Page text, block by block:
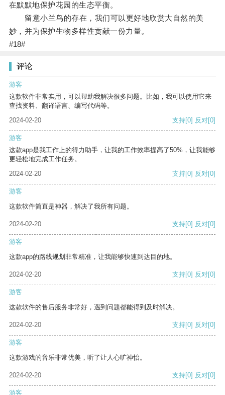
在默默地保护花园的生态平衡。
留意小兰鸟的存在，我们可以更好地欣赏大自然的美
妙，并为保护生物多样性贡献一份力量。
#18#
评论
游客
这款软件非常实用，可以帮助我解决很多问题。比如，我可以使用它来
查找资料、翻译语言、编写代码等。
2024-02-20
支持[0] 反对[0]
游客
这款app是我工作上的得力助手，让我的工作效率提高了50%，让我能够
更轻松地完成工作任务。
2024-02-20
支持[0] 反对[0]
游客
这款软件简直是神器，解决了我所有问题。
2024-02-20 支持[0] 反对[0]
游客
这款app的路线规划非常精准，让我能够快速到达目的地。
2024-02-20 支持[0] 反对[0]
游客
这款软件的售后服务非常好，遇到问题都能得到及时解决。
2024-02-20 支持[0] 反对[0]
游客
这款游戏的音乐非常优美，听了让人心旷神怡。
2024-02-20 支持[0] 反对[0]
游客